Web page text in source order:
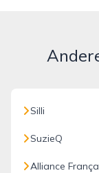
Silli
SuzieQ
Alliance